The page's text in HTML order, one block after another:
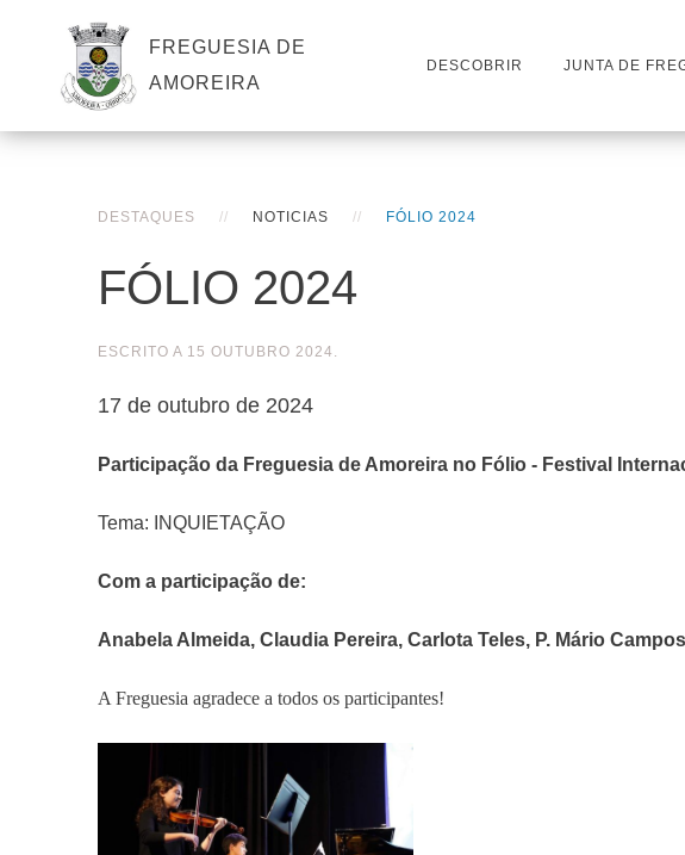
FREGUESIA DE
AMOREIRA
DESCOBRIR JUNTA DE
DESTAQUES NOTICIAS FÓLIO 2024
FÓLIO 2024
ESCRITO A 15 OUTUBRO 2024 .
17 de outubro de 2024
Participação da Freguesia de Amoreira no Fólio - Festival
Tema: INQUIETAÇÃO
Com a participação de:
Anabela Almeida, Claudia Pereira, Carlota Teles, P. Mário
A Freguesia agradece a todos os participantes!